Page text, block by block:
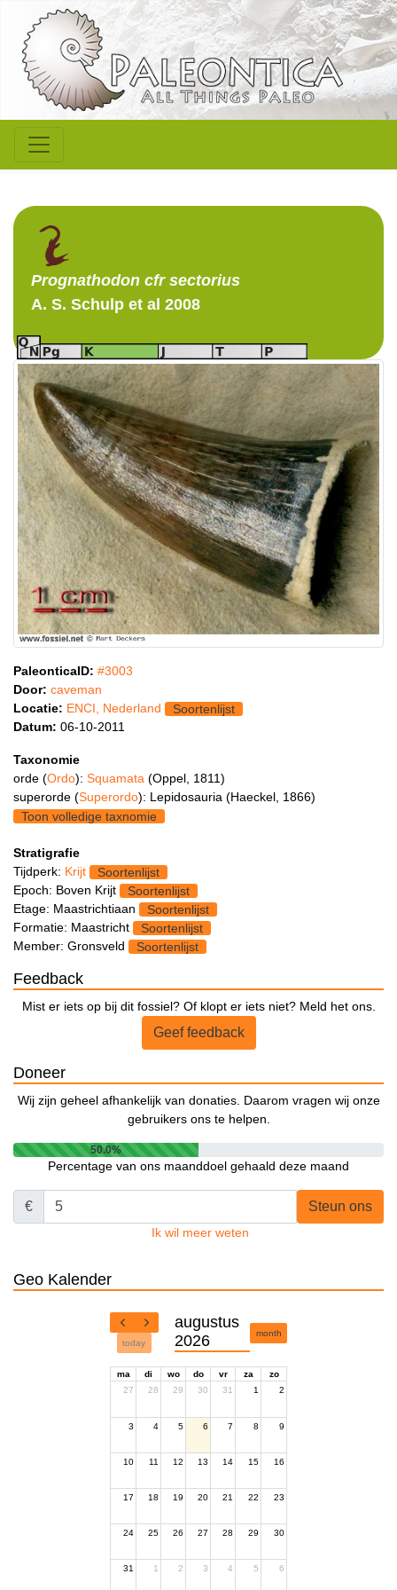
Prognathodon cfr sectorius
A. S. Schulp et al 2008
PaleonticaID: #3003
Door: caveman
Locatie: ENCI, Nederland
Soortenlijst
Datum: 06-10-2011
Taxonomie
orde (Ordo): Squamata (Oppel, 1811)
superorde (Superordo): Lepidosauria (Haeckel, 1866)
Toon volledige taxnomie
Stratigrafie
Tijdperk: Krijt
Soortenlijst
Epoch: Boven Krijt
Soortenlijst
Etage: Maastrichtiaan
Soortenlijst
Formatie: Maastricht
Soortenlijst
Member: Gronsveld
Soortenlijst
Feedback
Mist er iets op bij dit fossiel? Of klopt er iets niet? Meld het ons.
Geef feedback
Doneer
Wij zijn geheel afhankelijk van donaties. Daarom vragen wij onze
gebruikers ons te helpen.
50.0%
Percentage van ons maanddoel gehaald deze maand
€ Steun ons
Ik wil meer weten
Geo Kalender
today
augustus
2026
month
ma di wo do vr za
zo
27
28 29 30 31 1 2
3 4 5 6 7 8 9
10 11 12 13 14 15 16
17 18 19 20 21 22 23
24 25 26 27 28 29 30
31 1 2 3 4 5 6